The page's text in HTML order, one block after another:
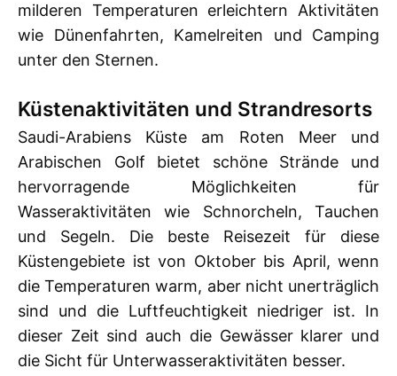
milderen Temperaturen erleichtern Aktivitäten
wie Dünenfahrten, Kamelreiten und Camping
unter den Sternen.
Küstenaktivitäten und Strandresorts
Saudi-Arabiens Küste am Roten Meer und
Arabischen Golf bietet schöne Strände und
hervorragende Möglichkeiten für
Wasseraktivitäten wie Schnorcheln, Tauchen
und Segeln. Die beste Reisezeit für diese
Küstengebiete ist von Oktober bis April, wenn
die Temperaturen warm, aber nicht unerträglich
sind und die Luftfeuchtigkeit niedriger ist. In
dieser Zeit sind auch die Gewässer klarer und
die Sicht für Unterwasseraktivitäten besser.